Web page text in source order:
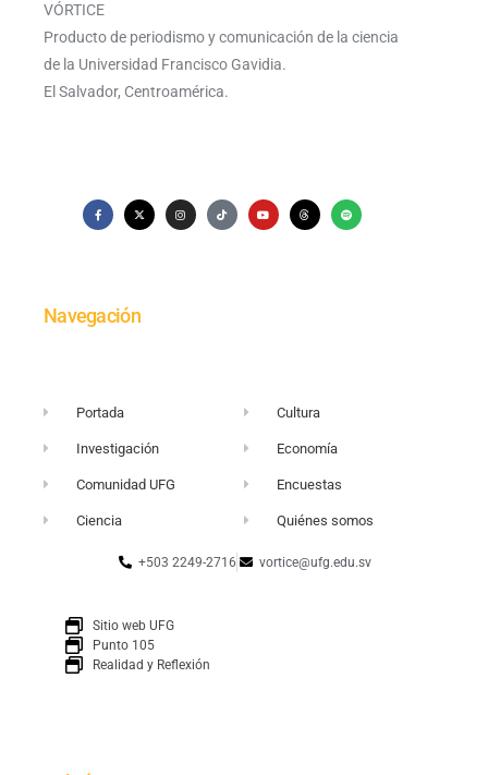
VÓRTICE
Producto de periodismo y comunicación de la ciencia
de la Universidad Francisco Gavidia.
El Salvador, Centroamérica.
Navegación
Portada
Investigación
Comunidad UFG
Ciencia
Cultura
Economía
Encuestas
Quiénes somos
+503 2249-2716 vortice@ufg.edu.sv
Sitio web UFG
Punto 105
Realidad y Reflexión